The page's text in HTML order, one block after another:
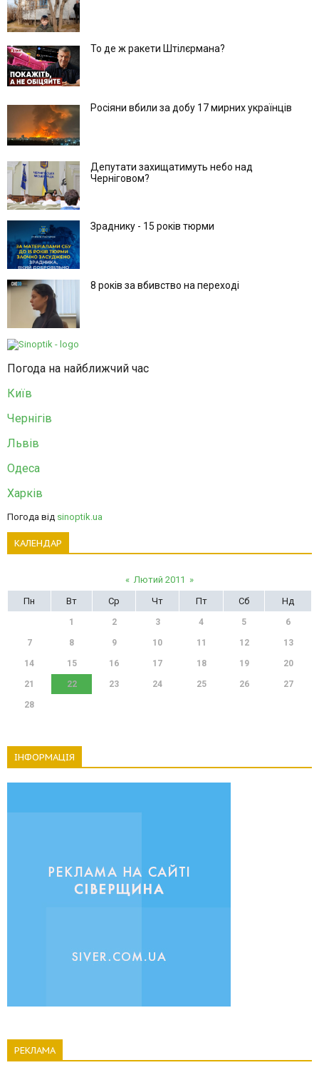
То де ж ракети Штілєрмана?
Росіяни вбили за добу 17 мирних українців
Депутати захищатимуть небо над
Черніговом?
Зраднику - 15 років тюрми
8 років за вбивство на переході
Погода на найближчий час
Київ
Чернігів
Львів
Одеса
Харків
Погода від sinoptik.ua
КАЛЕНДАР
« Лютий 2011 »
Пн
Вт Ср Чт Пт Сб Нд
1 2 3 4 5 6
7 8 9 10 11 12 13
14 15 16 17 18 19 20
21 22 23 24 25 26 27
28
ІНФОРМАЦІЯ
РЕКЛАМА